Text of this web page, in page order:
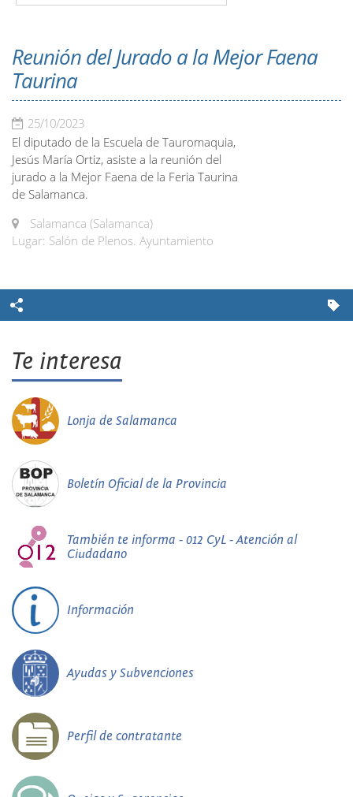
Reunión del Jurado a la Mejor Faena
Taurina
25/10/2023
El diputado de la Escuela de Tauromaquia,
Jesús María Ortiz, asiste a la reunión del
jurado a la Mejor Faena de la Feria Taurina
de Salamanca.
Salamanca (Salamanca)
Lugar: Salón de Plenos. Ayuntamiento
Te interesa
Lonja de Salamanca
Boletín Oficial de la Provincia
También te informa - 012 CyL - Atención al
Ciudadano
Información
Ayudas y Subvenciones
Perfil de contratante